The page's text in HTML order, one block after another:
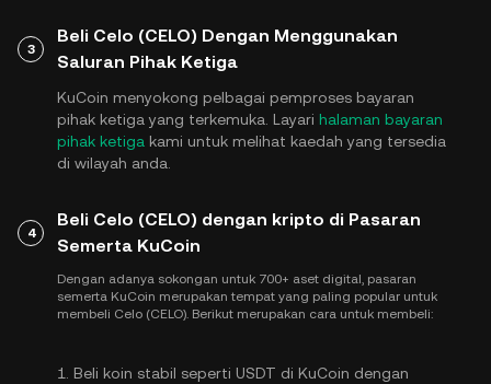
3
Beli Celo (CELO) Dengan Menggunakan
Saluran Pihak Ketiga
KuCoin menyokong pelbagai pemproses bayaran
pihak ketiga yang terkemuka. Layari halaman bayaran
pihak ketiga kami untuk melihat kaedah yang tersedia
di wilayah anda.
4
Beli Celo (CELO) dengan kripto di Pasaran
Semerta KuCoin
Dengan adanya sokongan untuk 700+ aset digital, pasaran
semerta KuCoin merupakan tempat yang paling popular untuk
membeli Celo (CELO). Berikut merupakan cara untuk membeli:
1. Beli koin stabil seperti USDT di KuCoin dengan